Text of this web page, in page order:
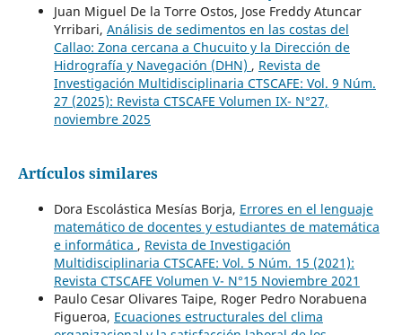
Juan Miguel De la Torre Ostos, Jose Freddy Atuncar
Yrribari, Análisis de sedimentos en las costas del
Callao: Zona cercana a Chucuito y la Dirección de
Hidrografía y Navegación (DHN) , Revista de
Investigación Multidisciplinaria CTSCAFE: Vol. 9 Núm.
27 (2025): Revista CTSCAFE Volumen IX- N°27,
noviembre 2025
Artículos similares
Dora Escolástica Mesías Borja, Errores en el lenguaje
matemático de docentes y estudiantes de matemática
e informática , Revista de Investigación
Multidisciplinaria CTSCAFE: Vol. 5 Núm. 15 (2021):
Revista CTSCAFE Volumen V- N°15 Noviembre 2021
Paulo Cesar Olivares Taipe, Roger Pedro Norabuena
Figueroa, Ecuaciones estructurales del clima